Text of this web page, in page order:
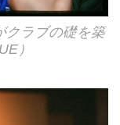
クラブの礎を築
）